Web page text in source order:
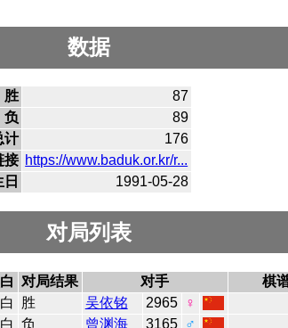
数据
胜
87
负
89
计
176
接 https://www.baduk.or.kr/r...
日
1991-05-28
对局列表
对局结果 对手
棋
胜 吴依铭 2965
♀
负 曾渊海 3165
♂